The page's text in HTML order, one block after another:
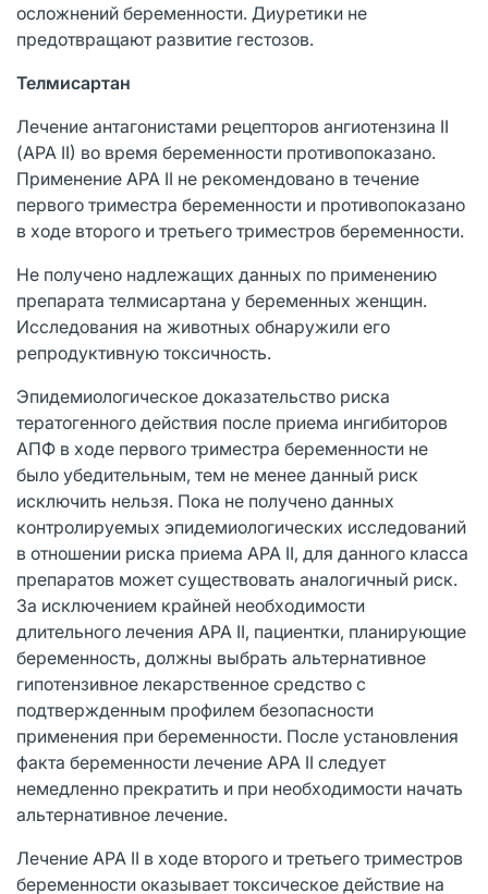
осложнений беременности. Диуретики не
предотвращают развитие гестозов.
Телмисартан
Лечение антагонистами рецепторов ангиотензина II
(АРА II) во время беременности противопоказано.
Применение АРА II не рекомендовано в течение
первого триместра беременности и противопоказано
в ходе второго и третьего триместров беременности.
Не получено надлежащих данных по применению
препарата телмисартана у беременных женщин.
Исследования на животных обнаружили его
репродуктивную токсичность.
Эпидемиологическое доказательство риска
тератогенного действия после приема ингибиторов
АПФ в ходе первого триместра беременности не
было убедительным, тем не менее данный риск
исключить нельзя. Пока не получено данных
контролируемых эпидемиологических исследований
в отношении риска приема АРА II, для данного класса
препаратов может существовать аналогичный риск.
За исключением крайней необходимости
длительного лечения АРА II, пациентки, планирующие
беременность, должны выбрать альтернативное
гипотензивное лекарственное средство с
подтвержденным профилем безопасности
применения при беременности. После установления
факта беременности лечение АРА II следует
немедленно прекратить и при необходимости начать
альтернативное лечение.
Лечение АРА II в ходе второго и третьего триместров
беременности оказывает токсическое действие на